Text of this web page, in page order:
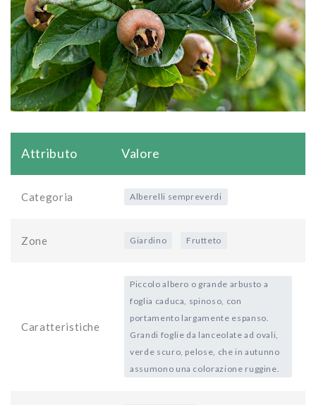
Attributo Valore
Categoria Alberelli sempreverdi
Zone Giardino Frutteto
Caratteristiche
Piccolo albero o grande arbusto a
foglia caduca, spinoso, con
portamento largamente espanso.
Grandi foglie da lanceolate ad ovali,
verde scuro, pelose, che in autunno
assumono una colorazione ruggine.